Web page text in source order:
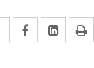
Twitter
Enlace
a
Facebook
Enlace
a
Enlace
a